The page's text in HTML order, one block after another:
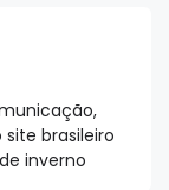
site brasileiro
inverno